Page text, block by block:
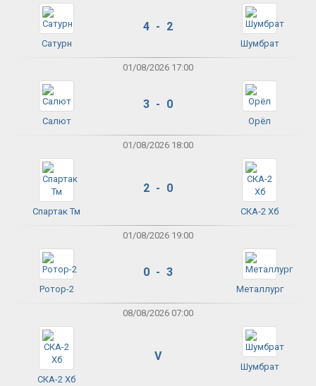
Сатурн
4 - 2
Шумбрат
01/08/2026 17:00
Салют
3 - 0
Орёл
01/08/2026 18:00
Спартак Тм
2 - 0
СКА-2 Хб
01/08/2026 19:00
Ротор-2
0 - 3
Металлург
08/08/2026 07:00
СКА-2 Хб
V
Шумбрат